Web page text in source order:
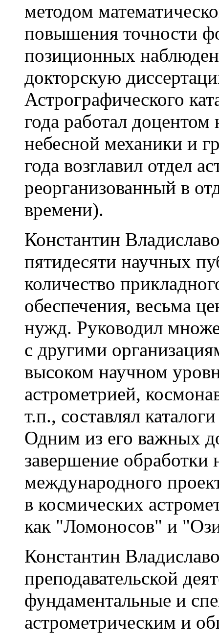
методом
повышения точности
позиционных
докторскую
Астрографического
года работал
небесной механики и
года возглавил отдел
реорганизованный в
времени).
Константин
пятидесяти научных
количество
обеспечения, весьма
нужд. Руководил
с другими
высоком научном
астрометрией,
т.п., составлял
Одним из его важных
завершение обработки
международного
в космических
как "Ломоносов" и
Константин
преподавательской
фундаментальные и
астрометрическим и